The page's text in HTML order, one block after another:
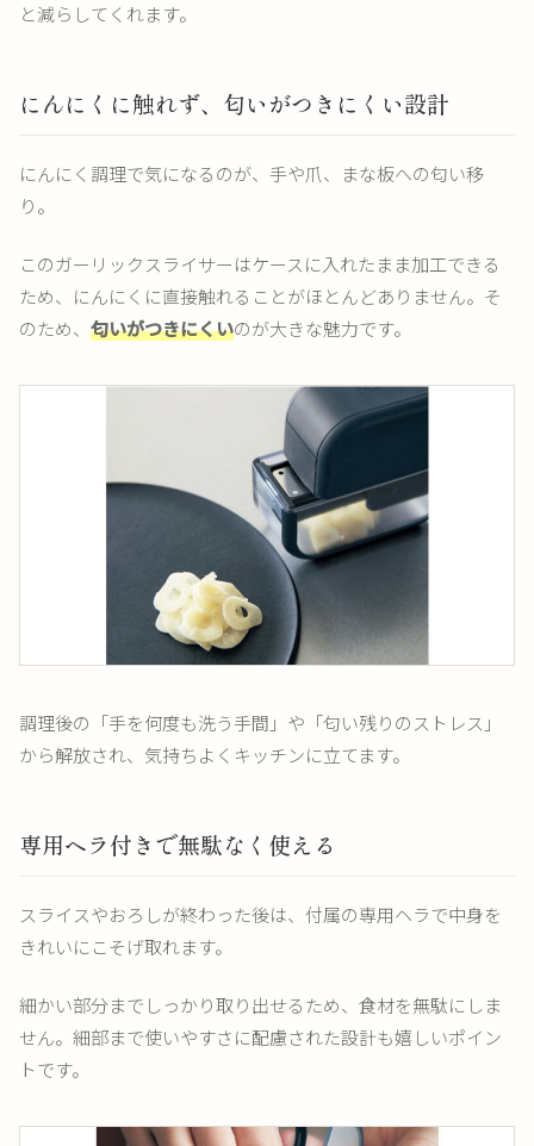
と減らしてくれます。
にんにくに触れず、匂いがつきにくい設計
にんにく調理で気になるのが、手や爪、まな板への匂い移
り。
このガーリックスライサーはケースに入れたまま加工できる
ため、にんにくに直接触れることがほとんどありません。そ
のため、 匂いがつきにくいのが大きな魅力です。
調理後の「手を何度も洗う手間」や「匂い残りのストレス」
から解放され、気持ちよくキッチンに立てます。
専用ヘラ付きで無駄なく使える
スライスやおろしが終わった後は、付属の専用ヘラで中身を
きれいにこそげ取れます。
細かい部分までしっかり取り出せるため、食材を無駄にしま
せん。細部まで使いやすさに配慮された設計も嬉しいポイン
トです。